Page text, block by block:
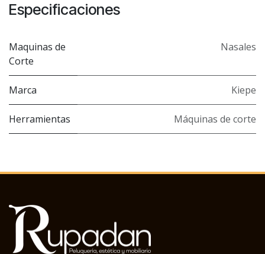
Especificaciones
Maquinas de
Corte
Nasales
Marca Kiepe
Herramientas Máquinas de corte